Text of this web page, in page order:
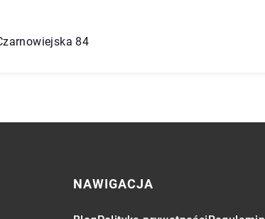
84
NAWIGACJA